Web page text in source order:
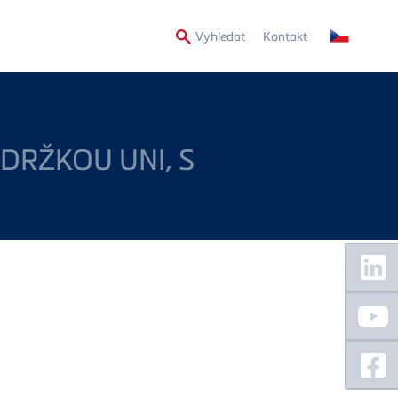
VyhledatSecondary
Menu
Kontakt
UNI, S
Floating